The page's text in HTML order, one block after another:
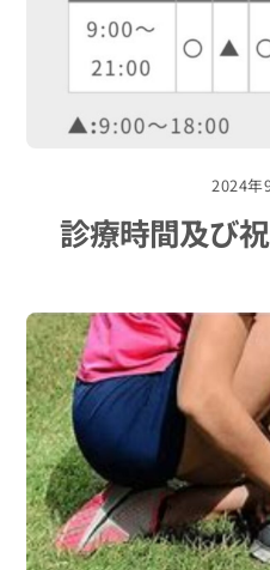
2024年
診療時間及び